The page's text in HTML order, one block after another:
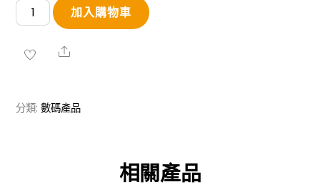
【清
倉
史
【買
加入購物車
Share
分類:數碼產品
相關產品